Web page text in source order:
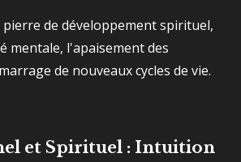
pierre de développement spirituel,
mentale, l'apaisement des
de nouveaux cycles de vie.
et Spirituel : Intuition